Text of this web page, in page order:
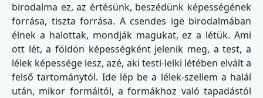
birodalma ez, az értésünk, beszédünk képességének
forrása, tiszta forrása. A csendes ige birodalmában
élnek a halottak, mondják magukat, ez a létük. Ami
ott lét, a földön képességként jelenik meg, a test, a
lélek képessége lesz, azé, aki testi-lelki létében elvált a
felső tartománytól. Ide lép be a lélek-szellem a halál
után, mikor formáitól, a formákhoz való tapadástól